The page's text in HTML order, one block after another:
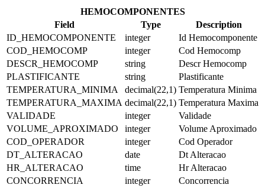
HEMOCOMPONENTES
Field
Type
Description
ID_HEMOCOMPONENTE
integer
Id Hemocomponente
COD_HEMOCOMP
integer
Cod Hemocomp
DESCR_HEMOCOMP
string
Descr Hemocomp
PLASTIFICANTE
string
Plastificante
TEMPERATURA_MINIMA
decimal(22,1) Temperatura Minima
TEMPERATURA_MAXIMA decimal(22,1) Temperatura Maxima
VALIDADE
integer
Validade
VOLUME_APROXIMADO
integer
Volume Aproximado
COD_OPERADOR
integer
Cod Operador
DT_ALTERACAO
date
Dt Alteracao
HR_ALTERACAO
time
Hr Alteracao
CONCORRENCIA
integer
Concorrencia